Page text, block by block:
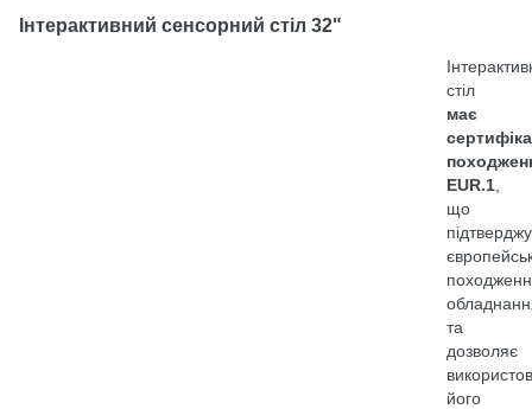
Інтерактивний сенсорний стіл 32"
стіл
має
EUR.1
що
та
дозволяє
його